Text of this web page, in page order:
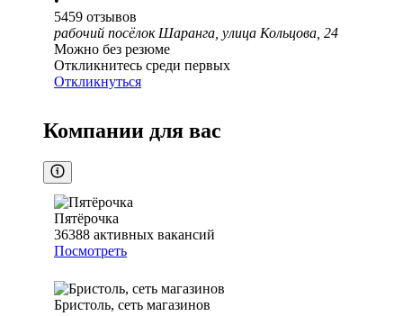
5459 отзывов
рабочий посёлок Шаранга, улица Кольцова, 24
Можно без резюме
Откликнитесь среди первых
Откликнуться
Компании для вас
Пятёрочка
36388 активных вакансий
Посмотреть
Бристоль, сеть магазинов